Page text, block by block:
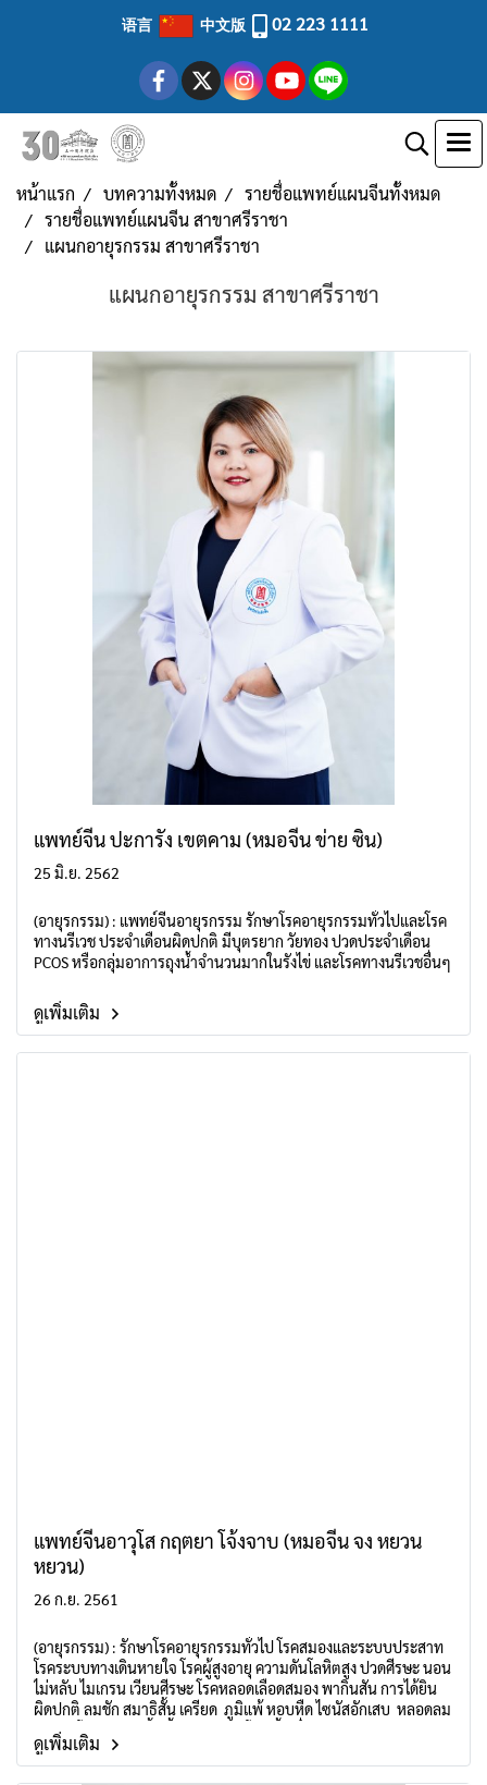
语言 中文版 02 223 1111
หน้าแรก บทความทั้งหมด
รายชื่อแพทย์แผนจีนทั้งหมด
รายชื่อแพทย์แผนจีน สาขาศรีราชา
แผนกอายุรกรรม สาขาศรีราชา
แผนกอายุรกรรม สาขาศรีราชา
แพทย์จีน ปะการัง เขตคาม (หมอจีน ข่าย ซิน)
25 มิ.ย. 2562
(อายุรกรรม) : แพทย์จีนอายุรกรรม รักษาโรคอายุรกรรมทั่วไปและโรค
ทางนรีเวช ประจำเดือนผิดปกติ มีบุตรยาก วัยทอง ปวดประจำเดือน
PCOS หรือกลุ่มอาการถุงน้ำจำนวนมากในรังไข่ และโรคทางนรีเวชอื่นๆ
ดูเพิ่มเติม
แพทย์จีนอาวุโส กฤตยา โจ้งจาบ (หมอจีน จง หยวน
หยวน)
26 ก.ย. 2561
(อายุรกรรม) : รักษาโรคอายุรกรรมทั่วไป โรคสมองและระบบประสาท
โรคระบบทางเดินหายใจ โรคผู้สูงอายุ ความดันโลหิตสูง ปวดศีรษะ นอน
ไม่หลับ ไมเกรน เวียนศีรษะ โรคหลอดเลือดสมอง พากินสัน การได้ยิน
ผิดปกติ ลมชัก สมาธิสั้น เครียด ภูมิแพ้ หอบหืด ไซนัสอักเสบ หลอดลม
อักเสบ โรคปอดอุดกั้นเรื้อรัง(COPD) โรคเนื้อเยื่อระหว่างถุงลมปอด
อักเสบ(ILD) อ่อนเพลีย เป็นต้น
ดูเพิ่มเติม